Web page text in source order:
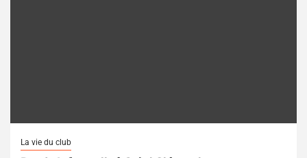
La vie du club